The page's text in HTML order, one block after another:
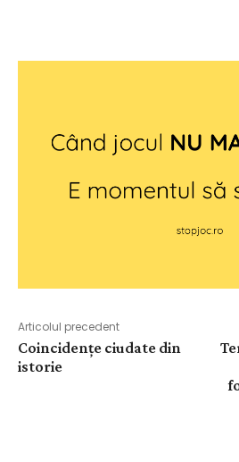
Articolul precedent
Coincidențe ciudate din
istorie